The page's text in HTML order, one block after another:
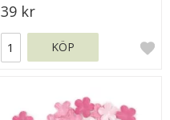
39 kr
KÖP